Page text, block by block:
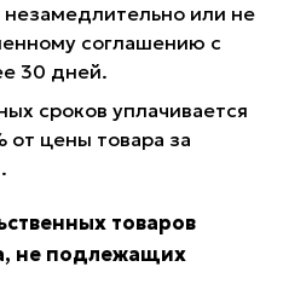
или не
соглашению с
30 дней.
сроков уплачивается
от цены товара за
товаров
не подлежащих